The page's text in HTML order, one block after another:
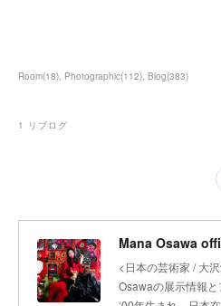
Room(18) Photographic(112) Blog(383)
1 リブログ
Mana Osawa
<日本の芸術家 / 大
Osawaの展示情報と